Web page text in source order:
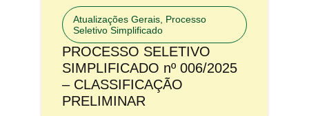
Atualizações Gerais, Processo
Seletivo Simplificado
PROCESSO SELETIVO
SIMPLIFICADO nº 006/2025
– CLASSIFICAÇÃO
PRELIMINAR